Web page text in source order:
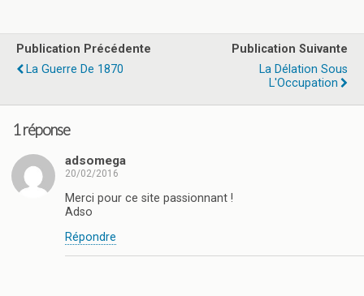
Publication Précédente
La Guerre De 1870
Publication Suivante
La Délation Sous
L'Occupation
1 réponse
adsomega
20/02/2016
Merci pour ce site passionnant !
Adso
Répondre